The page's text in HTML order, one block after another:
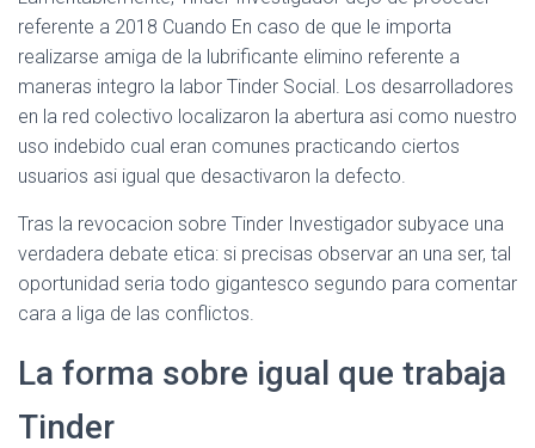
referente a 2018 Cuando En caso de que le importa
realizarse amiga de la lubrificante elimino referente a
maneras integro la labor Tinder Social. Los desarrolladores
en la red colectivo localizaron la abertura asi como nuestro
uso indebido cual eran comunes practicando ciertos
usuarios asi igual que desactivaron la defecto.
Tras la revocacion sobre Tinder Investigador subyace una
verdadera debate etica: si precisas observar an una ser, tal
oportunidad seri­a todo gigantesco segundo para comentar
cara a liga de las conflictos.
La forma sobre igual que trabaja
Tinder